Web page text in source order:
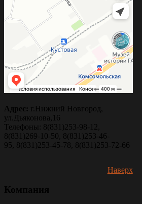
Адрес: г.Нижний Новгород,
ул.Дьяконова,16
Телефоны: 8(831)253-98-12,
8(831)269-10-50, 8(831)253-46-
95, 8(831)253-45-78, 8(831)253-72-66
Наверх
Компания